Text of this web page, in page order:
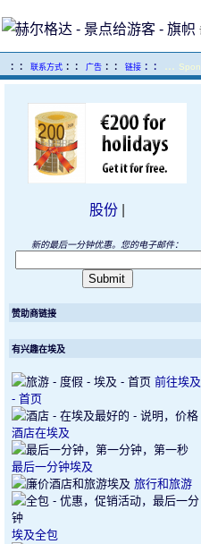
：： 联系方式 ：： 广告 ：： 链接 ：：
股份
新的最后一分钟优惠。您的电子邮件：
赞助商链接
有兴趣在埃及
前往埃及
- 首页
酒店在埃及
最后一分钟埃及
旅行和旅游
埃及全包